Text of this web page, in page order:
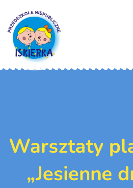
Warsztaty
„Jesienne